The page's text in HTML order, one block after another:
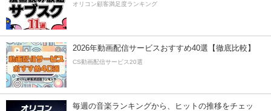
オリコン顧客満足度ランキング
2026年動画配信サービスおすすめ40選【徹底比較】
CS動画配信サービス20選
毎週の音楽ランキングから、ヒットの推移をチェッ